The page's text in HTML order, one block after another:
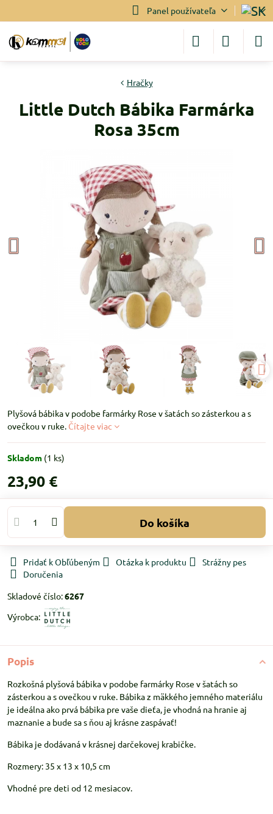
Panel používateľa
Hračky
Little Dutch Bábika Farmárka
Rosa 35cm
Plyšová bábika v podobe farmárky Rose v šatách so zásterkou a s
ovečkou v ruke. Čítajte viac
Skladom (1 ks)
23,90 €
Do košíka
Pridať k Obľúbeným Otázka k produktu
Strážny pes
Doručenia
Skladové číslo:6267
Výrobca:
Popis
Rozkošná plyšová bábika v podobe farmárky Rose v šatách so
zásterkou a s ovečkou v ruke. Bábika z mäkkého jemného materiálu
je ideálna ako prvá bábika pre vaše dieťa, je vhodná na hranie aj
maznanie a bude sa s ňou aj krásne zaspávať!
Bábika je dodávaná v krásnej darčekovej krabičke.
Rozmery: 35 x 13 x 10,5 cm
Vhodné pre deti od 12 mesiacov.